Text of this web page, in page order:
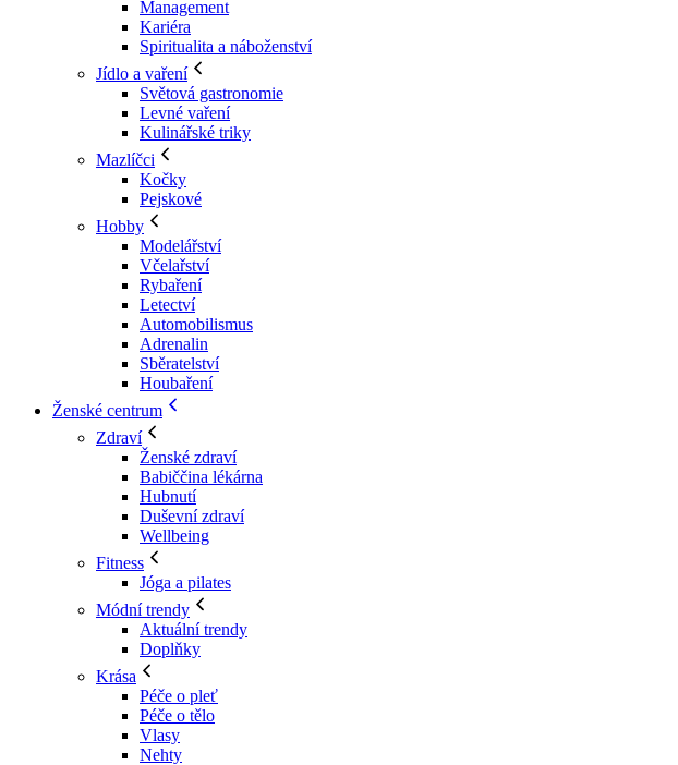
Management
Kariéra
Spiritualita a náboženství
Jídlo a vaření
Světová gastronomie
Levné vaření
Kulinářské triky
Mazlíčci
Kočky
Pejskové
Hobby
Modelářství
Včelařství
Rybaření
Letectví
Automobilismus
Adrenalin
Sběratelství
Houbaření
Ženské centrum
Zdraví
Ženské zdraví
Babiččina lékárna
Hubnutí
Duševní zdraví
Wellbeing
Fitness
Jóga a pilates
Módní trendy
Aktuální trendy
Doplňky
Krása
Péče o pleť
Péče o tělo
Vlasy
Nehty